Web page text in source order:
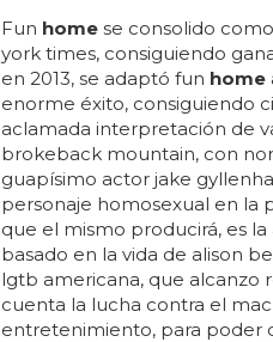
Fun homese consolido
york times, consiguiendo
en 2013, se adaptó fun home
enorme éxito, consiguiendo
aclamada interpretación de
brokeback mountain, con
guapísimo actor jake
personaje homosexual en la
que el mismo producirá, es
basado en la vida de alison
lgtb americana, que alcanzo
cuenta la lucha contra el
entretenimiento, para poder